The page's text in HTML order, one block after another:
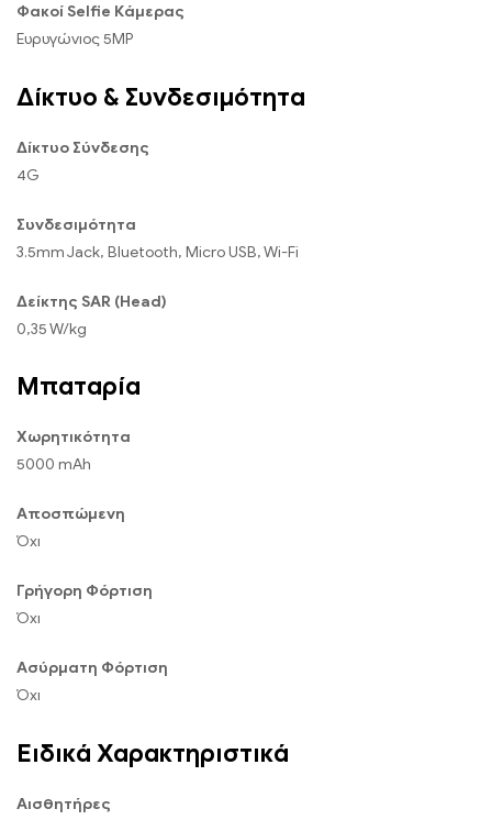
Φακοί Selfie Κάμερας
Ευρυγώνιος 5MP
Δίκτυο & Συνδεσιμότητα
Δίκτυο Σύνδεσης
4G
Συνδεσιμότητα
3.5mm Jack, Bluetooth, Micro USB, Wi-Fi
Δείκτης SAR (Head)
0,35 W/kg
Μπαταρία
Χωρητικότητα
5000 mAh
Αποσπώμενη
Όχι
Γρήγορη Φόρτιση
Όχι
Ασύρματη Φόρτιση
Όχι
Ειδικά Χαρακτηριστικά
Αισθητήρες